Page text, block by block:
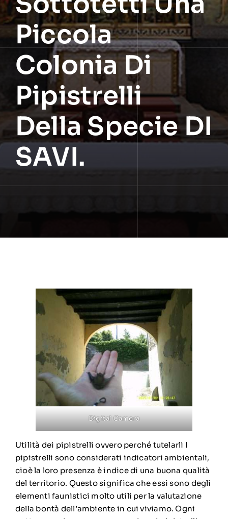
Piccola
Colonia Di
Pipistrelli
Della Specie DI
SAVI.
Digital Camera
Utilità dei pipistrelli ovvero perché tutelarli I
pipistrelli sono considerati indicatori ambientali,
cioè la loro presenza è indice di una buona qualità
del territorio. Questo significa che essi sono degli
elementi faunistici molto utili per la valutazione
della bontà dell’ambiente in cui viviamo. Ogni